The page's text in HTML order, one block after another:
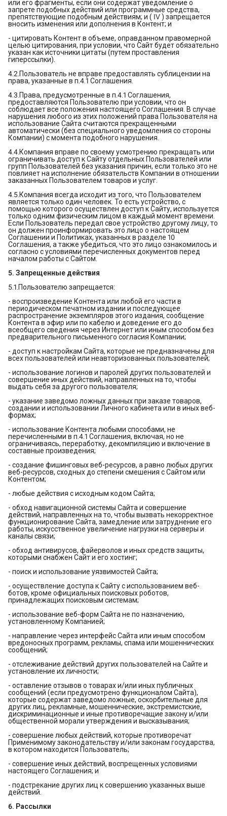
или его фрагменты, если они содержат уведомление о
запрете подобных действий или программные средства,
препятствующие подобным действиям; и ( Ⅳ ) запрещается
вносить изменения или дополнения в Контент; и
- цитировать Контент в объеме, оправданном правомерной
целью цитирования, при условии, что Сайт будет обязательно
указан как источники цитаты (путем проставления
гиперссылки).
4.2.Пользователь не вправе предоставлять сублицензии на
права, указанные в п.4.1 Соглашения.
4.3.Права, предусмотренные в п.4.1 Соглашения,
предоставляются Пользователю при условии, что он
соблюдает все положения настоящего Соглашения. В случае
нарушения любого из этих положений права Пользователя на
использование Сайта считаются прекращенными
автоматически (без специального уведомления со стороны
Компании) с момента подобного нарушения.
4.4.Компания вправе по своему усмотрению прекращать или
ограничивать доступ к Сайту отдельных Пользователей или
групп Пользователей без указания причин, если только это не
повлияет на исполнение обязательств Компании в отношении
заказанных Пользователем товаров и услуг.
4.5.Компания всегда исходит из того, что Пользователем
является только один человек. То есть устройство, с
помощью которого осуществлен доступ к Сайту, используется
только одним физическим лицом в каждый момент времени.
Если Пользователь передал свое устройство другому лицу, то
он должен проинформировать это лицо о настоящем
Соглашении и Политиках, указанных в разделе 10
Соглашения, а также убедиться, что это лицо ознакомилось и
согласно с условиями перечисленных документов перед
началом работы с Сайтом.
5. Запрещенные действия
5.1.Пользователю запрещается:
- воспроизведение Контента или любой его части в
периодическом печатном издании и последующее
распространение экземпляров этого издания, сообщение
Контента в эфир или по кабелю и доведение его до
всеобщего сведения через Интернет или иным способом без
предварительного письменного согласия Компании;
- доступ к настройкам Сайта, которые не предназначены для
всех пользователей или неавторизованных пользователей;
- использование логинов и паролей других пользователей и
совершение иных действий, направленных на то, чтобы
выдать себя за другого пользователя;
- указание заведомо ложных данных при заказе товаров,
создании и использовании Личного кабинета или в иных веб-
формах;
- использование Контента любыми способами, не
перечисленными в п.4.1 Соглашения, включая, но не
ограничиваясь, переработку, декомпиляцию и включение в
составные произведения;
- создание фишинговых веб-ресурсов, а равно любых других
веб-ресурсов, сходных до степени смешения с Сайтом или
Контентом;
- любые действия с исходным кодом Сайта;
- обход навигационной системы Сайта и совершение
действий, направленных на то, чтобы вызвать некорректное
функционирование Сайта, замедление или затруднение его
работы, искусственное увеличение нагрузки на серверы и
каналы связи;
- обход антивирусов, файерволов и иных средств защиты,
которыми снабжен Сайт и его хостинг;
- поиск и использование уязвимостей Сайта;
- осуществление доступа к Сайту с использованием веб-
ботов, кроме официальных поисковых роботов,
принадлежащих поисковым системам;
- использование веб-форм Сайта не по назначению,
установленному Компанией;
- направление через интерфейс Сайта или иным способом
вредоносных программ, рекламы, спама или мошеннических
сообщений;
- отслеживание действий других пользователей на Сайте и
установление их личности;
- оставление отзывов о товарах и/или иных публичных
сообщений (если предусмотрено функционалом Сайта),
которые содержат заведомо ложные, оскорбительные для
других лиц, рекламные, мошеннические, экстремистские,
дискриминационные и иные противоречащие закону и/или
общественной морали утверждения и высказывания;
- совершение любых действий, которые противоречат
Применимому законодательству и/или законам государства,
в котором находится Пользователь;
- совершение иных действий, воспрещенных условиями
настоящего Соглашения; и
- подстрекание других лиц к совершению указанных выше
действий.
6. Рассылки